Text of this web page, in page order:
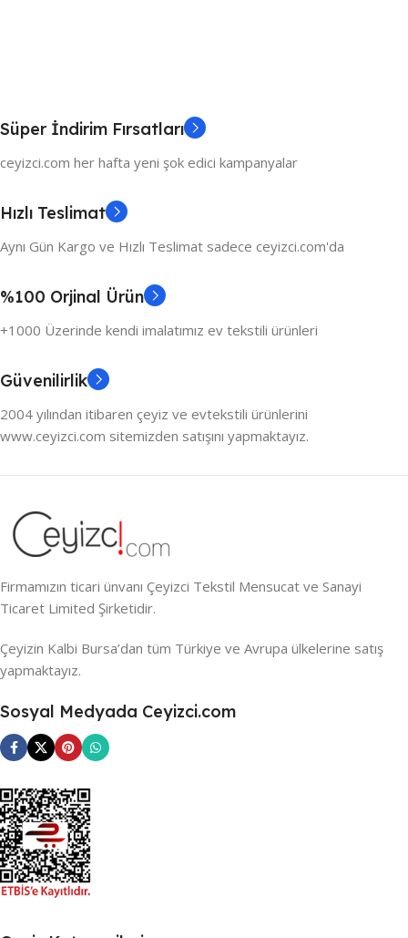
Süper İndirim Fırsatları
ceyizci.com her hafta yeni şok edici kampanyalar
Hızlı Teslimat
Aynı Gün Kargo ve Hızlı Teslimat sadece ceyizci.com'da
%100 Orjinal Ürün
+1000 Üzerinde kendi imalatımız ev tekstili ürünleri
Güvenilirlik
2004 yılından itibaren çeyiz ve evtekstili ürünlerini
www.ceyizci.com sitemizden satışını yapmaktayız.
Firmamızın ticari ünvanı Çeyizci Tekstil Mensucat ve Sanayi
Ticaret Limited Şirketidir.
Çeyizin Kalbi Bursa’dan tüm Türkiye ve Avrupa ülkelerine satış
yapmaktayız.
Sosyal Medyada Ceyizci.com